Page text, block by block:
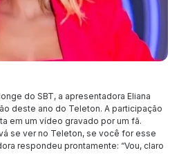
do SBT, a apresentadora Eliana
deste ano do Teleton. A participação
em um vídeo gravado por um fã.
se ver no Teleton, se você for esse
respondeu prontamente: “Vou, claro